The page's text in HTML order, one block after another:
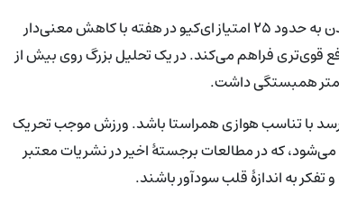
نمره‌های ای‌کیو در عمل چه معنا دارند؟ پژوهشگران گزارش می‌کنند که رسیدن به حدود ۲۵ امتیاز ای‌کیو در هفته با کاهش معنی‌دار
با سبک زندگی همراه است، در حالی که ۱۰۰ امتیاز منافع قوی‌تری فراهم می‌کند. در یک تحلیل بزرگ روی بیش از
کمتر همبستگی داشت.
با تناسب هوازی همراستا باشد. ورزش موجب تحریک
که در مطالعات برجستهٔ اخیر در نشریات معتبر
به اندازهٔ قلب سودآور باشند.